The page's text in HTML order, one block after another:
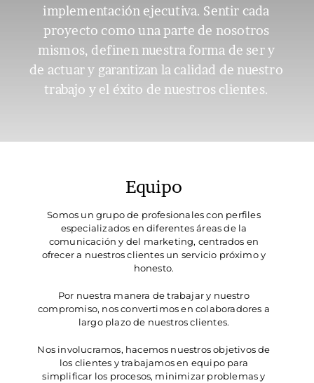
implementación ejecutiva. Sentir cada
proyecto como una parte de nosotros
mismos, definen nuestra forma de ser y
de actuar y garantizan la calidad de nuestro
trabajo y el éxito de nuestros clientes.
Equipo
Somos un grupo de profesionales con perfiles
especializados en diferentes áreas de la
comunicación y del marketing, centrados en
ofrecer a nuestros clientes un servicio próximo y
honesto.
Por nuestra manera de trabajar y nuestro
compromiso, nos convertimos en colaboradores a
largo plazo de nuestros clientes.
Nos involucramos, hacemos nuestros objetivos de
los clientes y trabajamos en equipo para
simplificar los procesos, minimizar problemas y